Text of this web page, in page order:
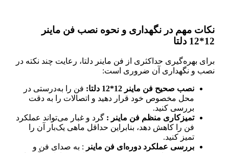
نکات مهم در نگهداری و نحوه نصب فن ماینر
12*12 دلتا
برای بهره‌گیری حداکثری از فن ماینر دلتا، رعایت چند نکته در
نصب و نگهداری آن ضروری است:
نصب صحیح فن ماینر 12*12 دلتا : فن را به‌درستی در
محل مخصوص خود قرار دهید و اتصالات را به دقت
بررسی کنید.
تمیزکاری منظم فن ماینر : گرد و غبار می‌تواند عملکرد
فن را کاهش دهد، بنابراین حداقل ماهی یک‌بار آن را
تمیز کنید.
بررسی عملکرد دوره‌ای فن ماینر : به صدای فن و